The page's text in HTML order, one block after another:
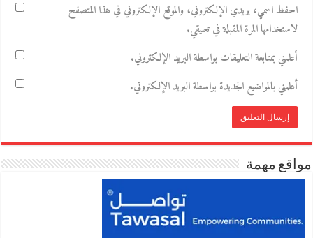
احفظ اسمي، بريدي الإلكتروني، والموقع الإلكتروني في هذا المتصفح
لاستخدامها المرة المقبلة في تعليقي.
أعلمني بمتابعة التعليقات بواسطة البريد الإلكتروني.
أعلمني بالمواضيع الجديدة بواسطة البريد الإلكتروني.
مواقع مهمة